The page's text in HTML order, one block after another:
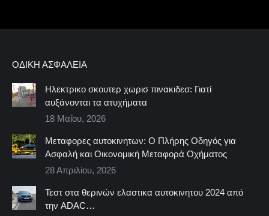
ΟΔΙΚΉ ΑΣΦΆΛΕΙΑ
Ηλεκτρικο σκουτερ χωρισ πινακιδεσ: Γιατί
αυξάνονται τα ατυχήματα
18 Μαΐου, 2026
Μεταφορες αυτοκινητων: Ο Πλήρης Οδηγός για
Ασφαλή και Οικονομική Μεταφορά Οχήματος
28 Απριλίου, 2026
Τεστ στα θερινών ελαστικα αυτοκινητου 2024 από
την ADAC…